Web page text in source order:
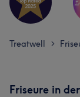
Treatwell >
Friseure in